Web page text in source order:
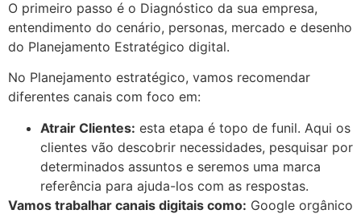
O primeiro passo é o Diagnóstico da sua empresa,
entendimento do cenário, personas, mercado e desenho
do Planejamento Estratégico digital.
No Planejamento estratégico, vamos recomendar
diferentes canais com foco em:
Atrair Clientes: esta etapa é topo de funil. Aqui os
clientes vão descobrir necessidades, pesquisar por
determinados assuntos e seremos uma marca
referência para ajuda-los com as respostas.
Vamos trabalhar canais digitais como: Google orgânico